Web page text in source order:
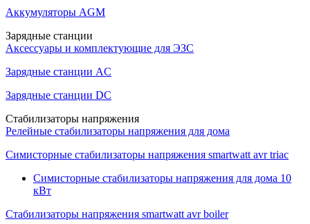
Аккумуляторы AGM
Зарядные станции
Аксессуары и комплектующие для ЭЗС
Зарядные станции AC
Зарядные станции DC
Стабилизаторы напряжения
Релейные стабилизаторы напряжения для дома
Симисторные стабилизаторы напряжения smartwatt avr triac
Симисторные стабилизаторы напряжения для дома 10
кВт
Стабилизаторы напряжения smartwatt avr boiler